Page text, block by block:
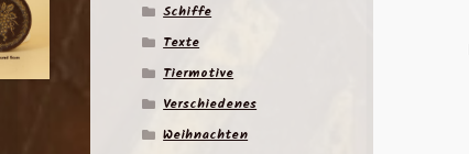
Schiffe
Texte
Tiermotive
Verschiedenes
Weihnachten